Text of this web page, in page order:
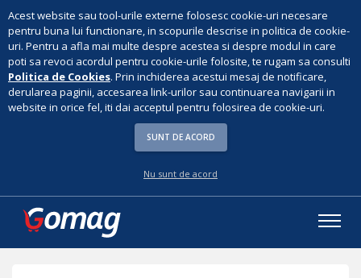
Acest website sau tool-urile externe folosesc cookie-uri necesare
pentru buna lui functionare, in scopurile descrise in politica de cookie-
uri. Pentru a afla mai multe despre acestea si despre modul in care
poti sa revoci acordul pentru cookie-urile folosite, te rugam sa consulti
Politica de Cookies. Prin inchiderea acestui mesaj de notificare,
derularea paginii, accesarea link-urilor sau continuarea navigarii in
website in orice fel, iti dai acceptul pentru folosirea de cookie-uri.
SUNT DE ACORD
Nu sunt de acord